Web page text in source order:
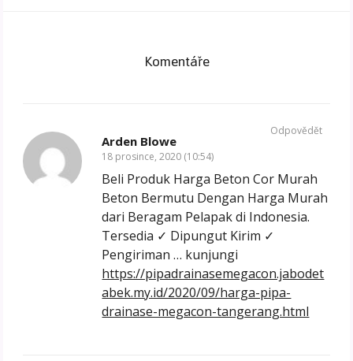
Komentáře
Arden Blowe
18 prosince, 2020 (10:54)
Beli Produk Harga Beton Cor Murah
Beton Bermutu Dengan Harga Murah
dari Beragam Pelapak di Indonesia.
Tersedia ✓ Dipungut Kirim ✓
Pengiriman … kunjungi
https://pipadrainasemegacon.jabodet
abek.my.id/2020/09/harga-pipa-
drainase-megacon-tangerang.html
Odpovědět